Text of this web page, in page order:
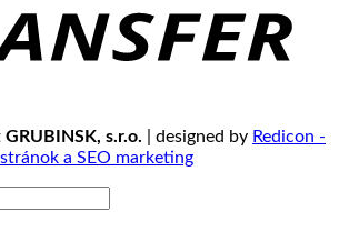
GRUBINSK, s.r.o. | designed by Redicon -
a SEO marketing